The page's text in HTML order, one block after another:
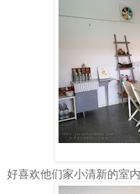
好喜欢他们家小清新的室